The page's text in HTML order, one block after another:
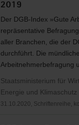
2019
Der DGB-Index »Gute
repräsentative
aller Branchen, die der
durchführt. Die mündliche
Arbeitnehmerbefragung
Staatsministerium für
Energie und Klimaschutz
31.10.2020, Schriftenreihe,